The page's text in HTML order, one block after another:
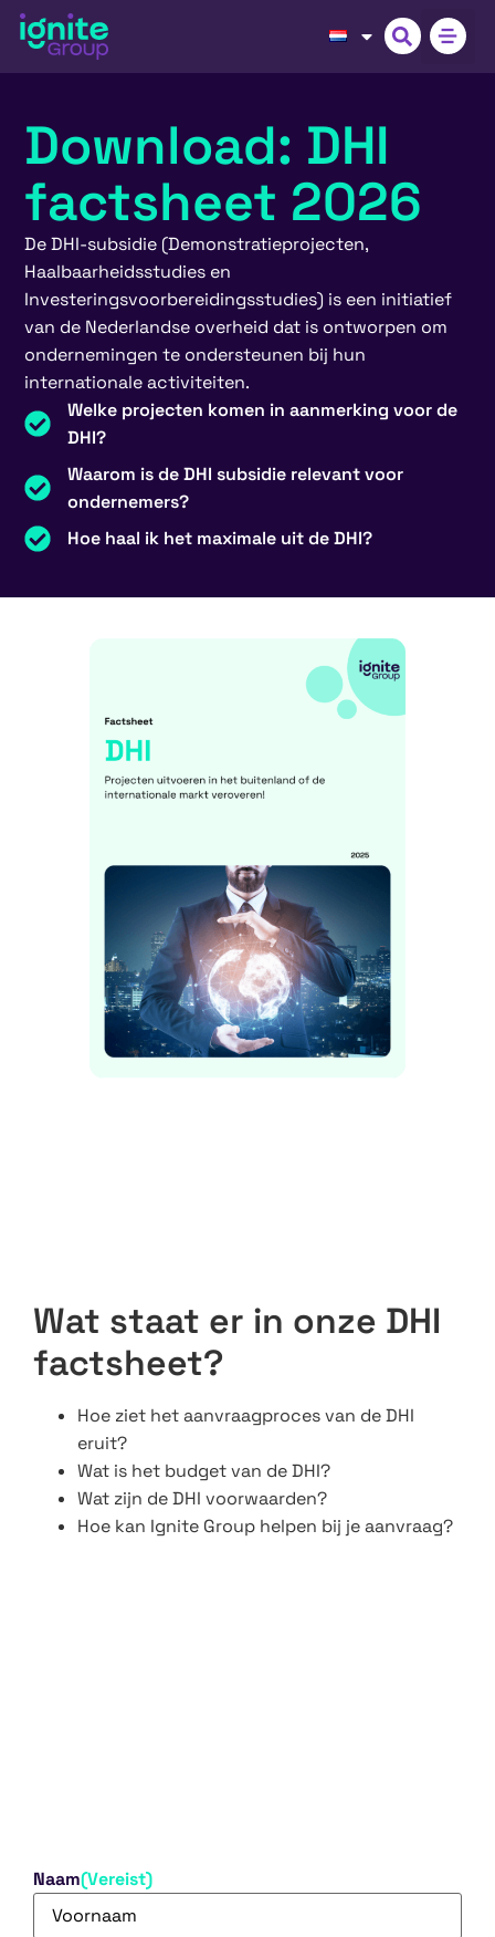
Download: DHI
factsheet 2026
De DHI-subsidie (Demonstratieprojecten,
Haalbaarheidsstudies en
Investeringsvoorbereidingsstudies) is een initiatief
van de Nederlandse overheid dat is ontworpen om
ondernemingen te ondersteunen bij hun
internationale activiteiten.
Welke projecten komen in aanmerking voor de
DHI?
Waarom is de DHI subsidie relevant voor
ondernemers?
Hoe haal ik het maximale uit de DHI?
Wat staat er in onze DHI
factsheet?
Hoe ziet het aanvraagproces van de DHI
eruit?
Wat is het budget van de DHI?
Wat zijn de DHI voorwaarden?
Hoe kan Ignite Group helpen bij je aanvraag?
Naam(Vereist)